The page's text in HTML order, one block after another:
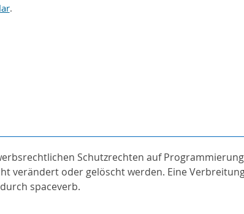
.
Schutzrechten auf
verändert oder gelöscht werden. Eine
spaceverb.